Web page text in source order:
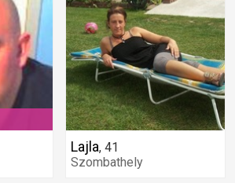
Lajla, 41
Szombathely